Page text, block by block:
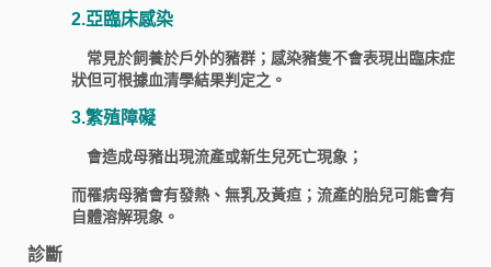
2.亞臨床感染
常見於飼養於戶外的豬群；感染豬隻不會表現出臨床症
狀但可根據血清學結果判定之。
3.繁殖障礙
會造成母豬出現流產或新生兒死亡現象；
而罹病母豬會有發熱、無乳及黃疸；流產的胎兒可能會有
自體溶解現象。
診斷